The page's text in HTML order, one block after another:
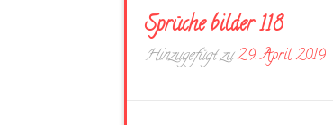
Sprüche bilder 118
Hinzugefügt zu29. April 2019